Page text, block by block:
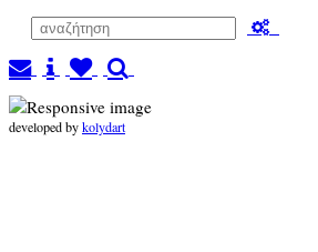
developed bykolydart